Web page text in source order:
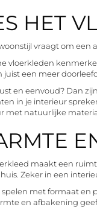
HET
vraagt om een
vloerkleden
juist een meer
en eenvoud? Dan
in je interieur
met natuurlijke
maakt een
Zeker in een
spelen met formaat en
en afbakening